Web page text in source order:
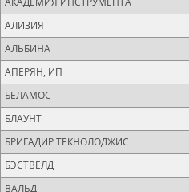
АЛИЗИЯ
АЛЬБИНА
АПЕРЯН, ИП
БЕЛАМОС
БЛАУНТ
БРИГАДИР ТЕКНОЛОДЖИС
БЭСТВЕЛД
ВАЛЬД